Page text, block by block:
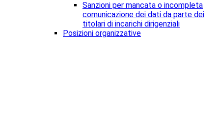
Sanzioni per mancata o incompleta
comunicazione dei dati da parte dei
titolari di incarichi dirigenziali
Posizioni organizzative